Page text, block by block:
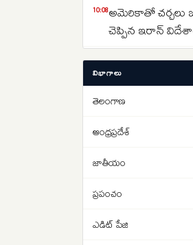
10:08అమెరికాతో చర్చలు
చెప్పిన ఇరాన్
అరాఘ్చీ
09:24హైదరాబాద్ నుంచి
సేవలు.. హుస్సేన్
ప్రకాశం బ్యారేజీ వద్ద
గొడ్డలి పట్టిన అయ్యప్ప
విభాగాలు
తెలంగాణ
ఆంధ్రప్రదేశ్
జాతీయం
ప్రపంచం
ఎడిట్ పేజి